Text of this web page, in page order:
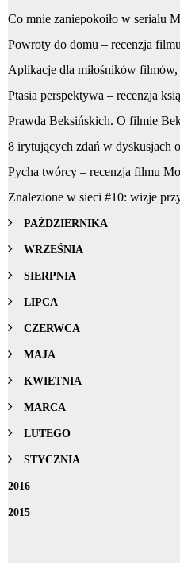
Co mnie zaniepokoiło w serialu
Powroty do domu – recenzja
Aplikacje dla miłośników filmów,
Ptasia perspektywa – recenzja
Prawda Beksińskich. O filmie
8 irytujących zdań w dyskusjach
Pycha twórcy – recenzja filmu
Znalezione w sieci #10: wizje
PAŹDZIERNIKA
WRZEŚNIA
SIERPNIA
LIPCA
CZERWCA
MAJA
KWIETNIA
MARCA
LUTEGO
STYCZNIA
2016
2015